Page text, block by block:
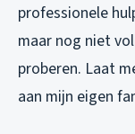
professionele
maar nog niet
proberen. Laat
aan mijn eigen